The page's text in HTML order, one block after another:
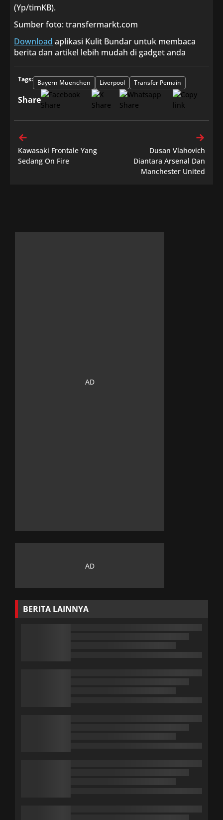
(Yp/timKB).
Sumber foto: transfermarkt.com
Download aplikasi Kulit Bundar untuk membaca
berita dan artikel lebih mudah di gadget anda
Tags: Bayern Muenchen Liverpool Transfer Pemain
Share
Kawasaki Frontale Yang
Sedang On Fire
Dusan Vlahovich
Diantara Arsenal Dan
Manchester United
BERITA LAINNYA